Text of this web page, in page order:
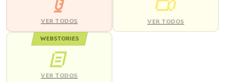
VER TODOS VER TODOS
WEBSTORIES
VER TODOS